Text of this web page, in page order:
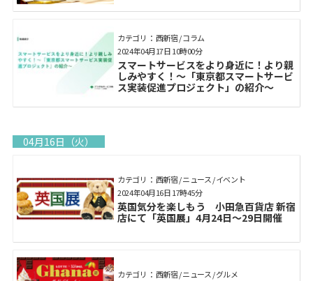
カテゴリ： 西新宿 / コラム
スマートサービスをより身近に！より親
しみやすく！～「東京都スマートサービ
ス実装促進プロジェクト」の紹介～
2024年04月17日 10時00分
04月16日（火）
カテゴリ： 西新宿 / ニュース / イベント
英国気分を楽しもう 小田急百貨店 新宿
店にて「英国展」4月24日～29日開催
2024年04月16日 17時45分
カテゴリ： 西新宿 / ニュース / グルメ